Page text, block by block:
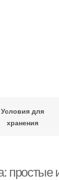
Условия для
хранения